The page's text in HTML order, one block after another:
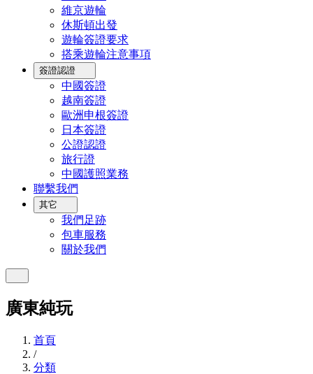
維京遊輪
休斯頓出發
遊輪簽證要求
搭乘遊輪注意事項
簽證認證
中國簽證
越南簽證
歐洲申根簽證
日本簽證
公證認證
旅行證
中國護照業務
聯繫我們
其它
我們足跡
包車服務
關於我們
廣東純玩
首頁
/
分類